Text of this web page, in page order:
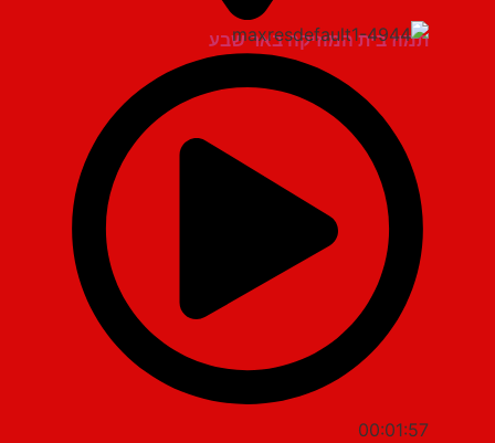
תמוז בית המוזיקה באר שבע
00:01:57